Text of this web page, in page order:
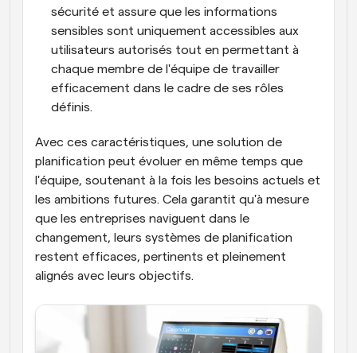
sécurité et assure que les informations
sensibles sont uniquement accessibles aux
utilisateurs autorisés tout en permettant à
chaque membre de l'équipe de travailler
efficacement dans le cadre de ses rôles
définis.
Avec ces caractéristiques, une solution de
planification peut évoluer en même temps que
l'équipe, soutenant à la fois les besoins actuels et
les ambitions futures. Cela garantit qu'à mesure
que les entreprises naviguent dans le
changement, leurs systèmes de planification
restent efficaces, pertinents et pleinement
alignés avec leurs objectifs.